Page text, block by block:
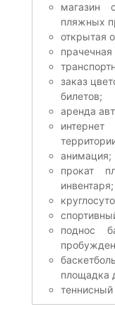
магазин
пляжных
открытая
заказ
билетов;
аренда
анимация;
прокат
инвентаря;
поднос
площадка
теннисный